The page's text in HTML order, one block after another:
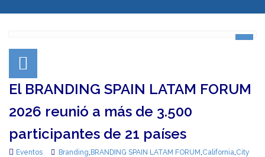
El BRANDING SPAIN LATAM FORUM
2026 reunió a más de 3.500
participantes de 21 países
Eventos Branding, BRANDING SPAIN LATAM FORUM,California,City